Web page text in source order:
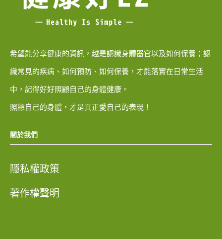
希望能分享健康的資訊，越是認識身體器官以及如何保養；認
識常見的疾病、如何預防、如何保養，才能落實在日常生活
中，記得好好照顧自己的身體健康。
照顧自己的身體，才是真正愛自己的表現！
關於我們
隱私權政策
著作權聲明